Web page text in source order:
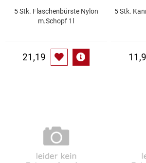
Schinken
5 Stk. Flaschenbürste Nylon
m.Schopf 1l
21,19
5 Stk.